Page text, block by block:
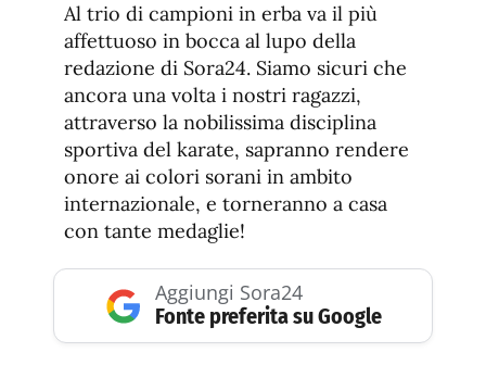
Al trio di campioni in erba va il più
affettuoso in bocca al lupo della
redazione di Sora24. Siamo sicuri che
ancora una volta i nostri ragazzi,
attraverso la nobilissima disciplina
sportiva del karate, sapranno rendere
onore ai colori sorani in ambito
internazionale, e torneranno a casa
con tante medaglie!
Aggiungi Sora24
Fonte preferita su Google